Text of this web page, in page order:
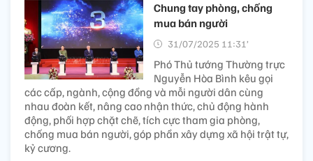
Chung tay phòng, chống
mua bán người
31/07/2025 11:31’
Phó Thủ tướng Thường trực
Nguyễn Hòa Bình kêu gọi
các cấp, ngành, cộng đồng và mỗi người dân cùng
nhau đoàn kết, nâng cao nhận thức, chủ động hành
động, phối hợp chặt chẽ, tích cực tham gia phòng,
chống mua bán người, góp phần xây dựng xã hội trật tự,
kỷ cương.